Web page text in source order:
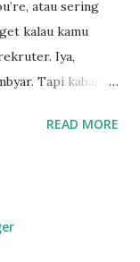
atau sering
kalau kamu
Iya,
Tapi kabar
dari Tanda
reckless It’s = It
READ MORE